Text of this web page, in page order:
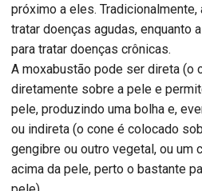
próximo a eles. Tradicionalmente,
tratar doenças agudas, enquanto
para tratar doenças crônicas.
A moxabustão pode ser direta (o
diretamente sobre a pele e
pele, produzindo uma bolha e,
ou indireta (o cone é colocado
gengibre ou outro vegetal, ou um
acima da pele, perto o bastante